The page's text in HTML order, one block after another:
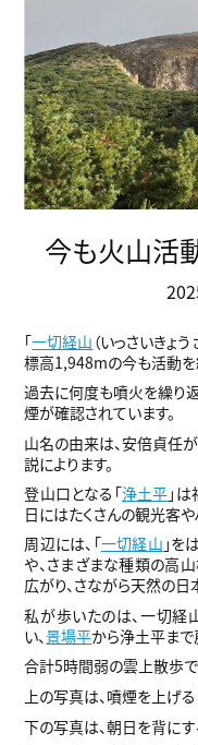
今も火山活
「一切経山 （いっさいきょ
標高1,948mの今も活動を
過去に何度も噴火を繰り
煙が確認されています。
山名の由来は、安倍貞任
説によります。
登山口となる「浄土平」
日にはたくさんの観光客や
周辺には、「一切経山 」を
や、さまざまな種類の高
広がり、さながら天然の日
私が歩いたのは、一切経
い、景場平から浄土平まで
合計5時間弱の雲上散歩で
上の写真は、噴煙を上げる
下の写真は、朝日を背にす